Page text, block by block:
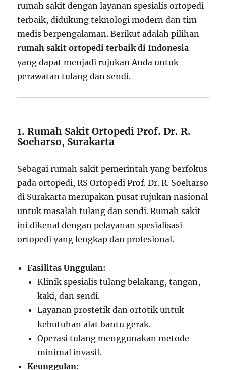
rumah sakit dengan layanan spesialis ortopedi
terbaik, didukung teknologi modern dan tim
medis berpengalaman. Berikut adalah pilihan
rumah sakit ortopedi terbaik di Indonesia
yang dapat menjadi rujukan Anda untuk
perawatan tulang dan sendi.
1. Rumah Sakit Ortopedi Prof. Dr. R.
Soeharso, Surakarta
Sebagai rumah sakit pemerintah yang berfokus
pada ortopedi, RS Ortopedi Prof. Dr. R. Soeharso
di Surakarta merupakan pusat rujukan nasional
untuk masalah tulang dan sendi. Rumah sakit
ini dikenal dengan pelayanan spesialisasi
ortopedi yang lengkap dan profesional.
Fasilitas Unggulan:
Klinik spesialis tulang belakang, tangan,
kaki, dan sendi.
Layanan prostetik dan ortotik untuk
kebutuhan alat bantu gerak.
Operasi tulang menggunakan metode
minimal invasif.
Keunggulan: